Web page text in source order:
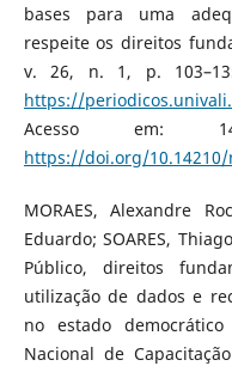
bases para uma
respeite os direitos
v. 26, n. 1, p.
https://
Acesso em:
https://doi.org/10.14210/
MORAES, Alexandre
Eduardo; SOARES,
Público, direitos
utilização de dados e
no estado
Nacional de